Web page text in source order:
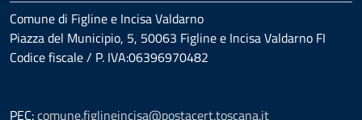
Comune di Figline e Incisa Valdarno
Piazza del Municipio, 5, 50063 Figline e Incisa Valdarno FI
Codice fiscale / P. IVA:06396970482
PEC:comune.figlineincisa@postacert.toscana.it